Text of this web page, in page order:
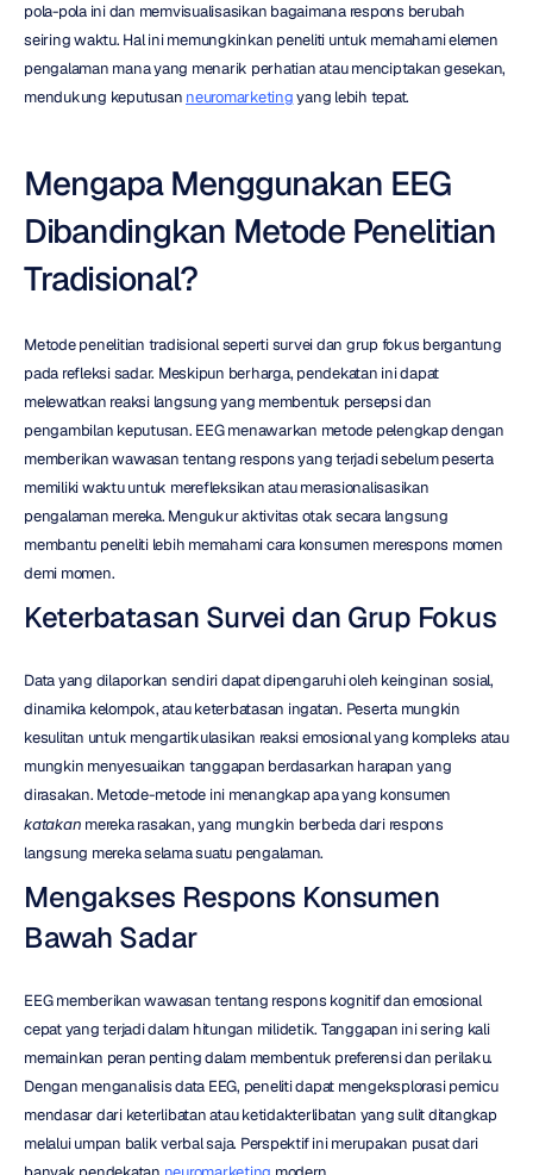
pola-pola ini dan memvisualisasikan bagaimana respons berubah
seiring waktu. Hal ini memungkinkan peneliti untuk memahami elemen
pengalaman mana yang menarik perhatian atau menciptakan gesekan,
mendukung keputusan neuromarketing yang lebih tepat.
Mengapa Menggunakan EEG
Dibandingkan Metode Penelitian
Tradisional?
Metode penelitian tradisional seperti survei dan grup fokus bergantung
pada refleksi sadar. Meskipun berharga, pendekatan ini dapat
melewatkan reaksi langsung yang membentuk persepsi dan
pengambilan keputusan. EEG menawarkan metode pelengkap dengan
memberikan wawasan tentang respons yang terjadi sebelum peserta
memiliki waktu untuk merefleksikan atau merasionalisasikan
pengalaman mereka. Mengukur aktivitas otak secara langsung
membantu peneliti lebih memahami cara konsumen merespons momen
demi momen.
Keterbatasan Survei dan Grup Fokus
Data yang dilaporkan sendiri dapat dipengaruhi oleh keinginan sosial,
dinamika kelompok, atau keterbatasan ingatan. Peserta mungkin
kesulitan untuk mengartikulasikan reaksi emosional yang kompleks atau
mungkin menyesuaikan tanggapan berdasarkan harapan yang
katakan mereka rasakan, yang mungkin berbeda dari respons
langsung mereka selama suatu pengalaman.
Mengakses Respons Konsumen
Bawah Sadar
EEG memberikan wawasan tentang respons kognitif dan emosional
cepat yang terjadi dalam hitungan milidetik. Tanggapan ini sering kali
memainkan peran penting dalam membentuk preferensi dan perilaku.
Dengan menganalisis data EEG, peneliti dapat mengeksplorasi pemicu
mendasar dari keterlibatan atau ketidakterlibatan yang sulit ditangkap
melalui umpan balik verbal saja. Perspektif ini merupakan pusat dari